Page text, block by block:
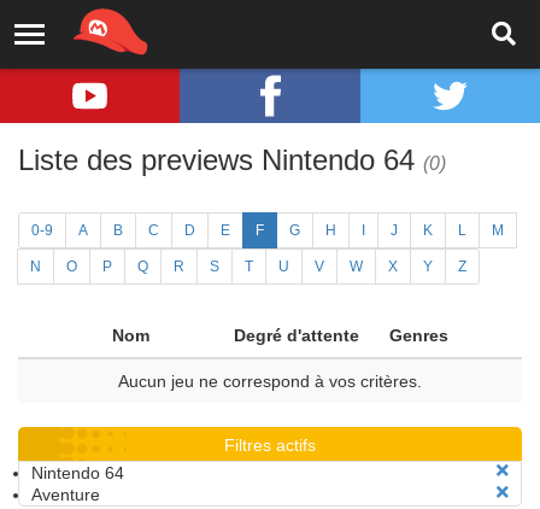
Liste des previews Nintendo 64 (0)
0-9 A B C D E F G H J K L M
N O P Q R S T U V W X Y Z
Nom Degré d'attente Genres
Aucun jeu ne correspond à vos critères.
Filtres actifs
Nintendo 64
Aventure